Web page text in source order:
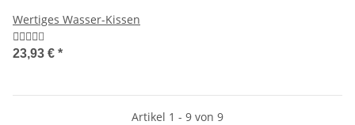
Wertiges Wasser-Kissen
23,93 € *
Artikel 1 - 9 von 9